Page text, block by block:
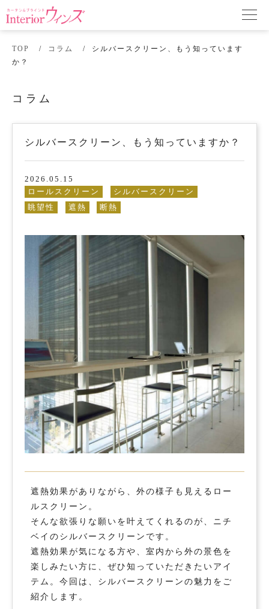
TOP コラム
シルバースクリーン、もう知っています
か？
コラム
シルバースクリーン、もう知っていますか？
2026.05.15
ロールスクリーン
シルバースクリーン
眺望性
遮熱 断熱
遮熱効果がありながら、外の様子も見えるロー
ルスクリーン。
そんな欲張りな願いを叶えてくれるのが、ニチ
ベイのシルバースクリーンです。
遮熱効果が気になる方や、室内から外の景色を
楽しみたい方に、ぜひ知っていただきたいアイ
テム。今回は、シルバースクリーンの魅力をご
紹介します。